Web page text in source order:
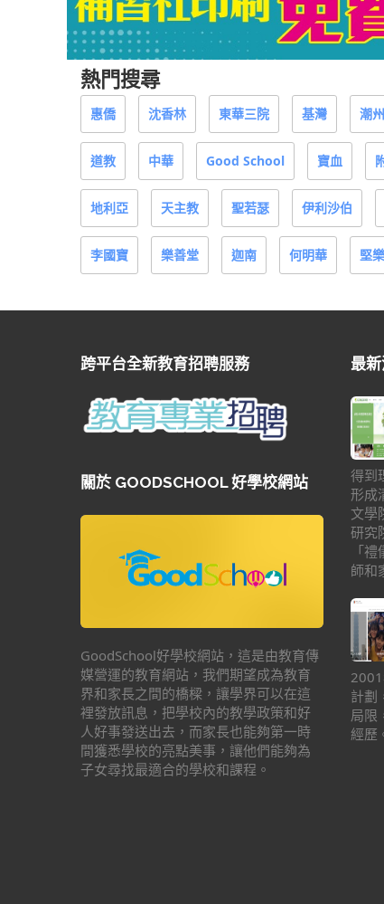
熱門搜尋
惠僑 沈香林 東華三院 基灣 潮
道教 中華 Good School 寶血
地利亞 天主教 聖若瑟 伊利沙伯
李國寶 樂善堂 迦南 何明華 堅樂
跨平台全新教育招聘服務
關於 GOODSCHOOL 好學校網站
GoodSchool好學校網站，這是由教育傳
媒營運的教育網站，我們期望成為教育
界和家長之間的橋樑，讓學界可以在這
裡發放訊息，把學校內的教學政策和好
人好事發送出去，而家長也能夠第一時
間獲悉學校的亮點美事，讓他們能夠為
子女尋找最適合的學校和課程。
最
得到
形成
文學
研究
「
師和
計劃
局限
經歷